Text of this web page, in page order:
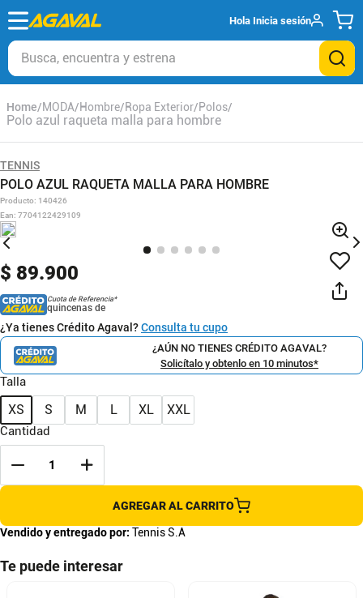
Hola Inicia sesión
Busca, encuentra y estrena
MODA Hombre Ropa Exterior Polos
Polo azul raqueta malla para hombre
TENNIS
POLO AZUL RAQUETA MALLA PARA HOMBRE
Producto: 140426
Ean: 7704122429109
$ 89.900
Cuota de Referencia*
quincenas de
¿Ya tienes Crédito Agaval?Consulta tu cupo
¿AÚN NO TIENES CRÉDITO AGAVAL?
Solicítalo y obtenlo en 10 minutos*
Talla
XS S M L XL XXL
Cantidad
AGREGAR AL CARRITO
Vendido y entregado por: Tennis S.A
Te puede interesar